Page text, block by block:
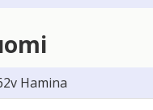
Hamina